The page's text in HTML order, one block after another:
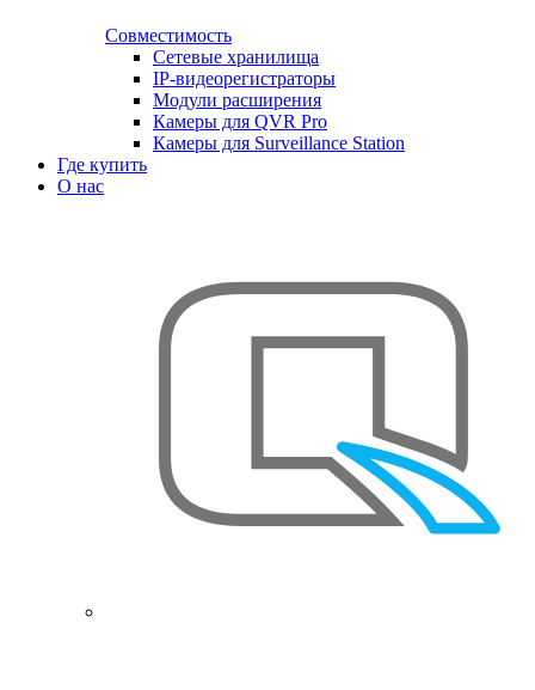
Совместимость
Сетевые хранилища
IP-видеорегистраторы
Модули расширения
Камеры для QVR Pro
Камеры для Surveillance Station
Где купить
О нас